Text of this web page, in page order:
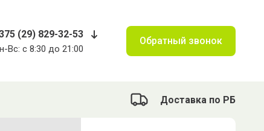
(29) 829-32-53
Вс: с 8:30 до 21:00
Обратный звонок
Доставка по РБ